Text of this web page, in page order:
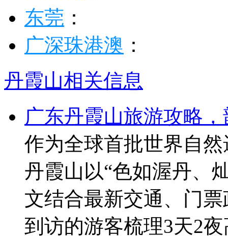
茂名 ：
云浮：
梅州市 ：
东莞：
广深珠港澳：
丹霞山相关信息
广东丹霞山旅游攻略
作为全球首批世界自